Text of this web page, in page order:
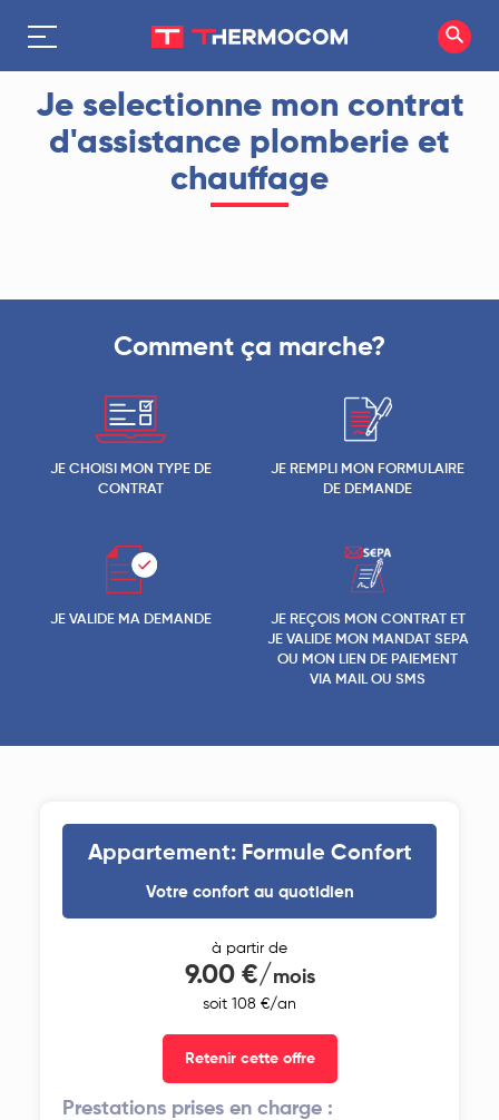
Je selectionne mon contrat
d'assistance plomberie et
chauffage
Comment ça marche?
JE CHOISI MON TYPE DE
CONTRAT
JE REMPLI MON FORMULAIRE
DE DEMANDE
JE VALIDE MA DEMANDE
JE REÇOIS MON CONTRAT ET
JE VALIDE MON MANDAT SEPA
OU MON LIEN DE PAIEMENT
VIA MAIL OU SMS
Appartement: Formule Confort
Votre confort au quotidien
à partir de
9.00 €/mois
soit 108 €/an
Retenir cette offre
Prestations prises en charge :